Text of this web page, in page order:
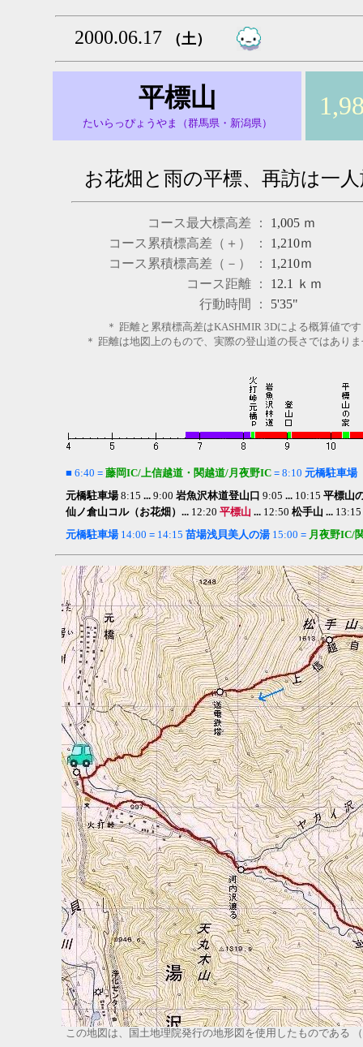
2000.06.17 （土）
平標山
たいらっぴょうやま（群馬県・新潟県）
お花畑と雨の平標、再訪は一
コース最大標高差 ： 1,005 ｍ
コース累積標高差（＋） ：
1,210ｍ
コース累積標高差（－） ：
1,210ｍ
コース距離 ：
12.1
ｋｍ
行動時間 ：
5'35"
＊ 距離と累積標高差はKASHMIR 3Dによる概算値です
＊ 距離は地図上のもので、実際の登山道の長さではあり
■ 6:40 = 藤岡IC/上信越道・関越道/月夜野IC = 8:10 元橋駐車場
元橋駐車場8:15 ... 9:00 岩魚沢林道登山口 9:05 ... 10:15 平標山
仙ノ倉山コル（お花畑）... 12:20 平標山 ... 12:50 松手山 ... 13:15
元橋駐車場14:00 = 14:15 苗場浅貝美人の湯 15:00 = 月夜野IC/
この地図は、国土地理院発行の地形図を使用したものである